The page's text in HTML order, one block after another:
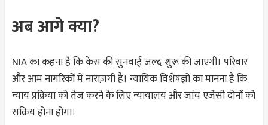
अब आगे क्या?
NIA का कहना है कि केस की सुनवाई जल्द शुरू की जाएगी। परिवार
और आम नागरिकों में नाराज़गी है। न्यायिक विशेषज्ञों का मानना है कि
न्याय प्रक्रिया को तेज करने के लिए न्यायालय और जांच एजेंसी दोनों को
सक्रिय होना होगा।